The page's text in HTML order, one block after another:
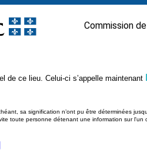
Commission
de ce lieu. Celui-ci s’appelle maintenant
sa signification n’ont pu être déterminées
toute personne détenant une information sur l'un